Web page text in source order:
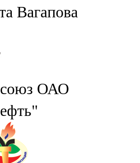
Вагапова
ОАО